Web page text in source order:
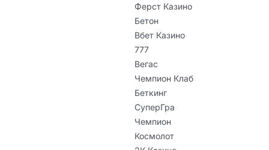
Ферст Казино
Бетон
Вбет Казино
777
Вегас
Чемпион Клаб
Беткинг
СуперГра
Чемпион
Космолот